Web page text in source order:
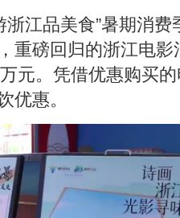
浙江品美食”暑期消
重磅回归的浙江电
元。凭借优惠购买
优惠。